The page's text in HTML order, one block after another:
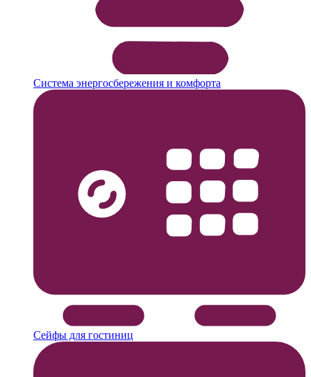
Система энергосбережения и комфорта
Сейфы для гостиниц